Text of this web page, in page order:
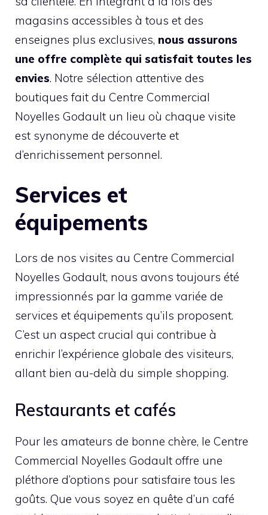
magasins accessibles à tous et des
enseignes plus exclusives, nous assurons
une offre complète qui satisfait toutes les
envies. Notre sélection attentive des
boutiques fait du Centre Commercial
Noyelles Godault un lieu où chaque visite
est synonyme de découverte et
d’enrichissement personnel.
Services et
équipements
Lors de nos visites au Centre Commercial
Noyelles Godault, nous avons toujours été
impressionnés par la gamme variée de
services et équipements qu’ils proposent.
C’est un aspect crucial qui contribue à
enrichir l’expérience globale des visiteurs,
allant bien au-delà du simple shopping.
Restaurants et cafés
Pour les amateurs de bonne chère, le Centre
Commercial Noyelles Godault offre une
pléthore d’options pour satisfaire tous les
goûts. Que vous soyez en quête d’un café